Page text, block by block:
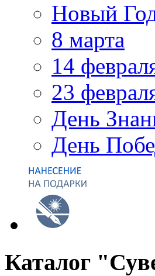
Новый
8 марта
14
23
День
День
Каталог